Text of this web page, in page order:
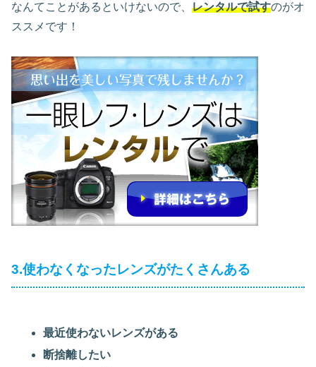
なんてことがあるといけないので、 レンタルで試すのがオ
ススメです！
3.使わなくなったレンズがたくさんある
最近使わないレンズがある
断捨離したい